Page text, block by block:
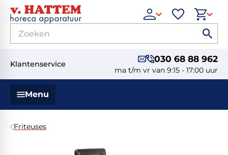
Klantenservice 030 68 88 962
ma t/m vr van 9:15 - 17:00 uur
Menu
Friteuses